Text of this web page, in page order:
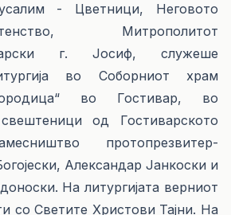
- Цветници, Неговото
Митрополитот
г. Јосиф, служеше
во Соборниот храм
во Гостивар, во
од Гостиварското
протопрезвитер-
Александар Јанкоски и
На литургијата верниот
со Светите Христови Тајни. На